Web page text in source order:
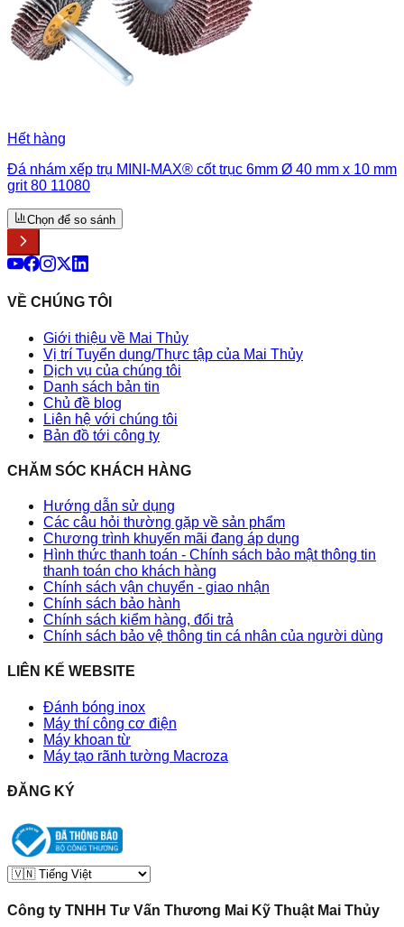
Hết hàng
Đá nhám xếp trụ MINI-MAX® cốt trục 6mm Ø 40 mm x 10 mm
grit 80 11080
Chọn để so sánh
VỀ CHÚNG TÔI
Giới thiệu về Mai Thủy
Vị trí Tuyển dụng/Thực tập của Mai Thủy
Dịch vụ của chúng tôi
Danh sách bản tin
Chủ đề blog
Liên hệ với chúng tôi
Bản đồ tới công ty
CHĂM SÓC KHÁCH HÀNG
Hướng dẫn sử dụng
Các câu hỏi thường gặp về sản phẩm
Chương trình khuyến mãi đang áp dụng
Hình thức thanh toán - Chính sách bảo mật thông tin
thanh toán cho khách hàng
Chính sách vận chuyển - giao nhận
Chính sách bảo hành
Chính sách kiểm hàng, đổi trả
Chính sách bảo vệ thông tin cá nhân của người dùng
LIÊN KẾ WEBSITE
Đánh bóng inox
Máy thí công cơ điện
Máy khoan từ
Máy tạo rãnh tường Macroza
ĐĂNG KÝ
Công ty TNHH Tư Vấn Thương Mai Kỹ Thuật Mai Thủy